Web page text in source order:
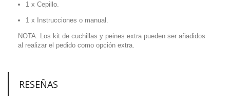
1 x Cepillo.
1 x Instrucciones o manual.
NOTA: Los kit de cuchillas y peines extra pueden ser añadidos
al realizar el pedido como opción extra.
RESEÑAS